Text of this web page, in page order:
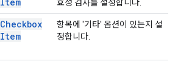
효성 검사를 설정합니다.
Checkbox
Item
항목에 '기타' 옵션이 있는지 설
정합니다.